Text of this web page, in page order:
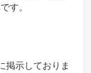
す。
掲示しておりま